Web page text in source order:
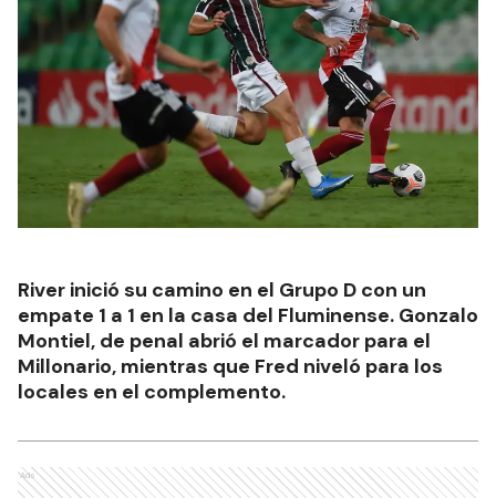
River inició su camino en el Grupo D con un
empate 1 a 1 en la casa del Fluminense. Gonzalo
Montiel, de penal abrió el marcador para el
Millonario, mientras que Fred niveló para los
locales en el complemento.
Ads